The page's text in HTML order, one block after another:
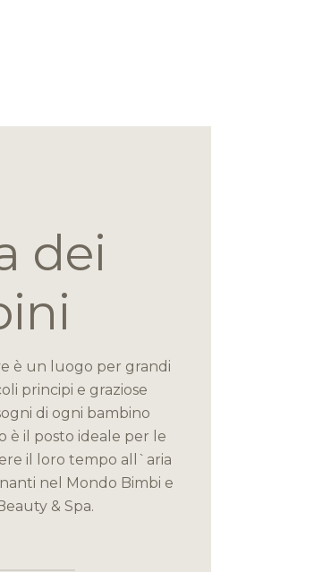
dei
è un luogo per grandi
principi e graziose
di ogni bambino
è il posto ideale per le
il loro tempo all`aria
nel Mondo Bimbi e
& Spa.